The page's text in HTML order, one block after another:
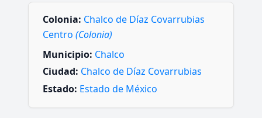
Colonia: Chalco de Díaz Covarrubias
Centro (Colonia)
Municipio: Chalco
Ciudad: Chalco de Díaz Covarrubias
Estado: Estado de México